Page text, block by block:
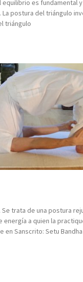
equilibrio es fundamental
postura del triángulo
triángulo
trata de una postura
energía a quien la
en Sanscrito: Setu